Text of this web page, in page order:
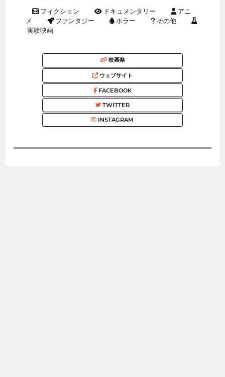
フィクション ドキュメンタリー
アニ
メ
ファンタジー ホラー
その他
実験映画
映画祭
ウェブサイト
FACEBOOK
TWITTER
INSTAGRAM